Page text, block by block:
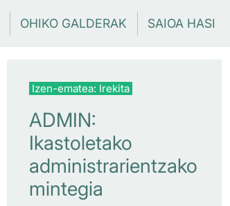
OHIKO GALDERAK SAIOA HASI
Izen-ematea: Irekita
ADMIN:
Ikastoletako
administrarientzako
mintegia